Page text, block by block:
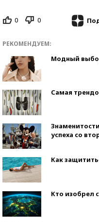
0 0
РЕКОМЕНДУЕМ:
Модный
Самая
успеха со
Как
Кто изобрел